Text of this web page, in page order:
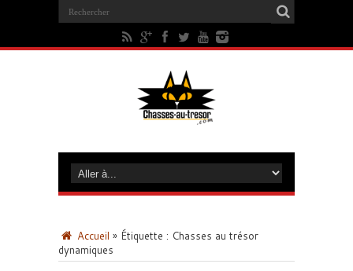
Accueil » Étiquette : Chasses au trésor
dynamiques